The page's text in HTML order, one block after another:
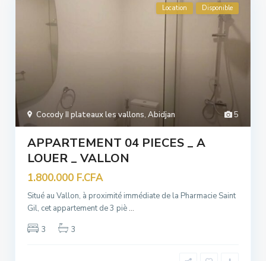
5
Cocody II plateaux les vallons,Abidjan
Location Disponible
APPARTEMENT 04 PIECES _ A
LOUER _ VALLON
1.800.000 F.CFA
Situé au Vallon, à proximité immédiate de la Pharmacie Saint
Gil, cet appartement de 3 piè ...
3
3